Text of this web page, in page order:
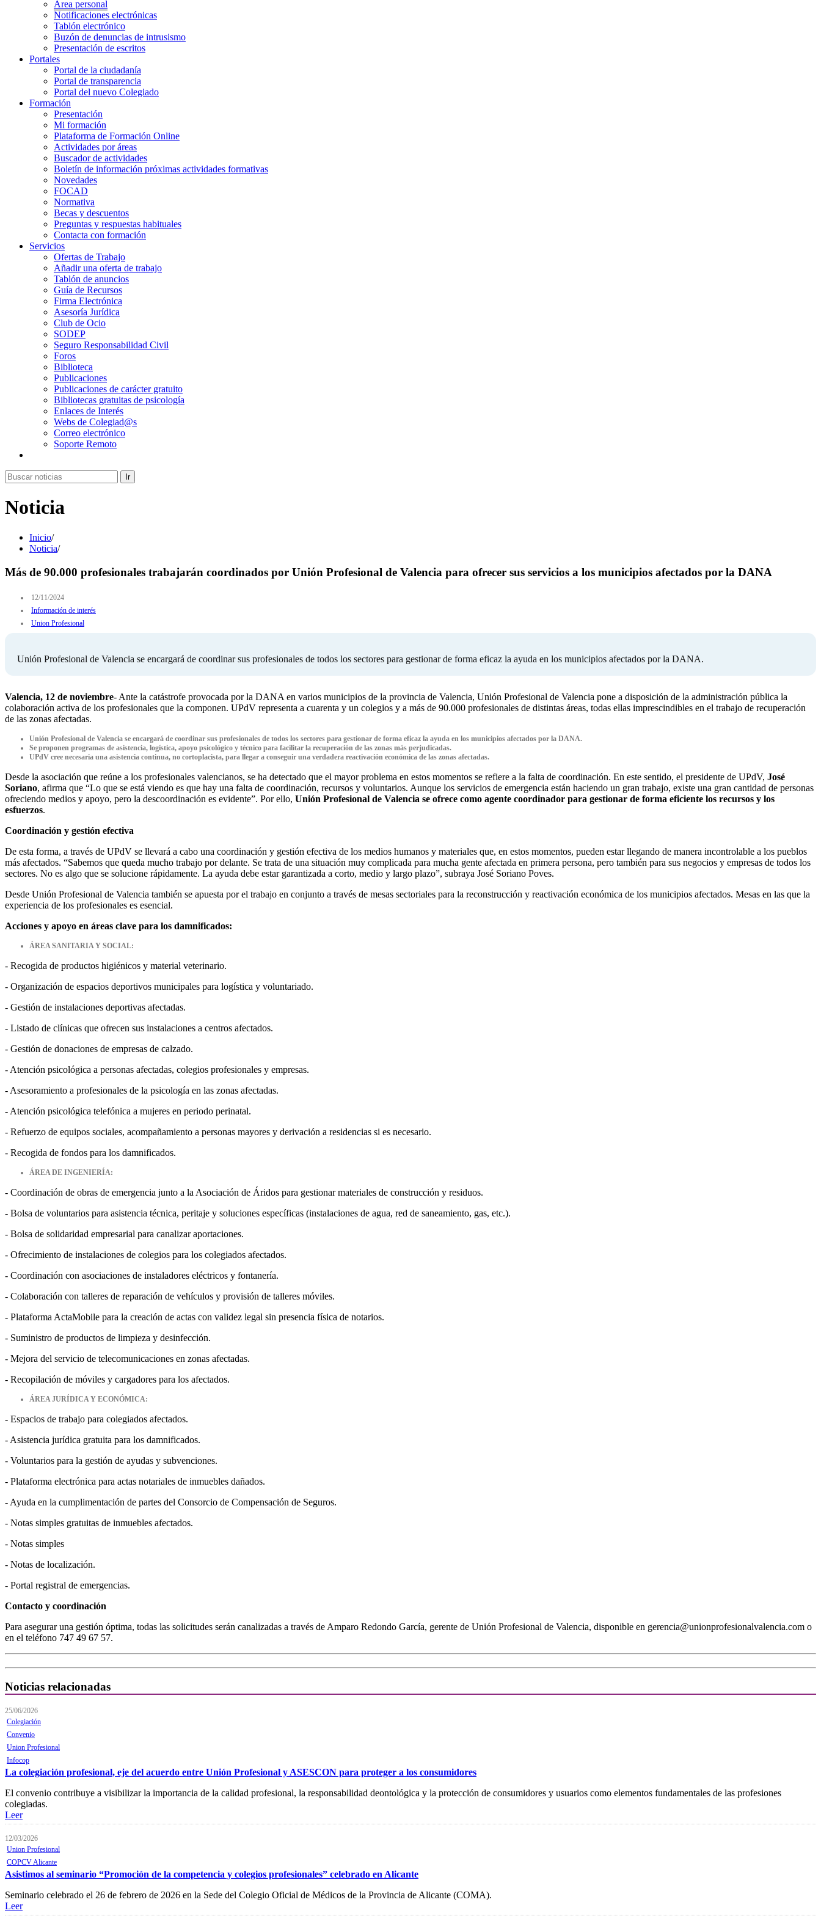
Área personal
Notificaciones electrónicas
Tablón electrónico
Buzón de denuncias de intrusismo
Presentación de escritos
Portales
Portal de la ciudadanía
Portal de transparencia
Portal del nuevo Colegiado
Formación
Presentación
Mi formación
Plataforma de Formación Online
Actividades por áreas
Buscador de actividades
Boletín de información próximas actividades formativas
Novedades
FOCAD
Normativa
Becas y descuentos
Preguntas y respuestas habituales
Contacta con formación
Servicios
Ofertas de Trabajo
Añadir una oferta de trabajo
Tablón de anuncios
Guía de Recursos
Firma Electrónica
Asesoría Jurídica
Club de Ocio
SODEP
Seguro Responsabilidad Civil
Foros
Biblioteca
Publicaciones
Publicaciones de carácter gratuito
Bibliotecas gratuitas de psicología
Enlaces de Interés
Webs de Colegiad@s
Correo electrónico
Soporte Remoto
Ir
Noticia
Inicio/
Noticia/
Más de 90.000 profesionales trabajarán coordinados por Unión Profesional de Valencia para ofrecer sus servicios a los municipios afectados por la DANA
12/11/2024
Información de interés
Union Profesional
Unión Profesional de Valencia se encargará de coordinar sus profesionales de todos los sectores para gestionar de forma eficaz la ayuda en los municipios afectados por la DANA.
Valencia, 12 de noviembre- Ante la catástrofe provocada por la DANA en varios municipios de la provincia de Valencia, Unión Profesional de Valencia pone a disposición de la administración pública la
colaboración activa de los profesionales que la componen. UPdV representa a cuarenta y un colegios y a más de 90.000 profesionales de distintas áreas, todas ellas imprescindibles en el trabajo de recuperación
de las zonas afectadas.
Unión Profesional de Valencia se encargará de coordinar sus profesionales de todos los sectores para gestionar de forma eficaz la ayuda en los municipios afectados por la DANA.
Se proponen programas de asistencia, logística, apoyo psicológico y técnico para facilitar la recuperación de las zonas más perjudicadas.
UPdV cree necesaria una asistencia continua, no cortoplacista, para llegar a conseguir una verdadera reactivación económica de las zonas afectadas.
Desde la asociación que reúne a los profesionales valencianos, se ha detectado que el mayor problema en estos momentos se refiere a la falta de coordinación. En este sentido, el presidente de UPdV, José
Soriano, afirma que “Lo que se está viendo es que hay una falta de coordinación, recursos y voluntarios. Aunque los servicios de emergencia están haciendo un gran trabajo, existe una gran cantidad de personas
ofreciendo medios y apoyo, pero la descoordinación es evidente”. Por ello, Unión Profesional de Valencia se ofrece como agente coordinador para gestionar de forma eficiente los recursos y los
esfuerzos.
Coordinación y gestión efectiva
De esta forma, a través de UPdV se llevará a cabo una coordinación y gestión efectiva de los medios humanos y materiales que, en estos momentos, pueden estar llegando de manera incontrolable a los pueblos
más afectados. “Sabemos que queda mucho trabajo por delante. Se trata de una situación muy complicada para mucha gente afectada en primera persona, pero también para sus negocios y empresas de todos los
sectores. No es algo que se solucione rápidamente. La ayuda debe estar garantizada a corto, medio y largo plazo”, subraya José Soriano Poves.
Desde Unión Profesional de Valencia también se apuesta por el trabajo en conjunto a través de mesas sectoriales para la reconstrucción y reactivación económica de los municipios afectados. Mesas en las que la
experiencia de los profesionales es esencial.
Acciones y apoyo en áreas clave para los damnificados:
ÁREA SANITARIA Y SOCIAL:
- Recogida de productos higiénicos y material veterinario.
- Organización de espacios deportivos municipales para logística y voluntariado.
- Gestión de instalaciones deportivas afectadas.
- Listado de clínicas que ofrecen sus instalaciones a centros afectados.
- Gestión de donaciones de empresas de calzado.
- Atención psicológica a personas afectadas, colegios profesionales y empresas.
- Asesoramiento a profesionales de la psicología en las zonas afectadas.
- Atención psicológica telefónica a mujeres en periodo perinatal.
- Refuerzo de equipos sociales, acompañamiento a personas mayores y derivación a residencias si es necesario.
- Recogida de fondos para los damnificados.
ÁREA DE INGENIERÍA:
- Coordinación de obras de emergencia junto a la Asociación de Áridos para gestionar materiales de construcción y residuos.
- Bolsa de voluntarios para asistencia técnica, peritaje y soluciones específicas (instalaciones de agua, red de saneamiento, gas, etc.).
- Bolsa de solidaridad empresarial para canalizar aportaciones.
- Ofrecimiento de instalaciones de colegios para los colegiados afectados.
- Coordinación con asociaciones de instaladores eléctricos y fontanería.
- Colaboración con talleres de reparación de vehículos y provisión de talleres móviles.
- Plataforma ActaMobile para la creación de actas con validez legal sin presencia física de notarios.
- Suministro de productos de limpieza y desinfección.
- Mejora del servicio de telecomunicaciones en zonas afectadas.
- Recopilación de móviles y cargadores para los afectados.
ÁREA JURÍDICA Y ECONÓMICA:
- Espacios de trabajo para colegiados afectados.
- Asistencia jurídica gratuita para los damnificados.
- Voluntarios para la gestión de ayudas y subvenciones.
- Plataforma electrónica para actas notariales de inmuebles dañados.
- Ayuda en la cumplimentación de partes del Consorcio de Compensación de Seguros.
- Notas simples gratuitas de inmuebles afectados.
- Notas simples
- Notas de localización.
- Portal registral de emergencias.
Contacto y coordinación
Para asegurar una gestión óptima, todas las solicitudes serán canalizadas a través de Amparo Redondo García, gerente de Unión Profesional de Valencia, disponible en gerencia@unionprofesionalvalencia.com o
en el teléfono 747 49 67 57.
Noticias relacionadas
25/06/2026
Colegiación
Convenio
Union Profesional
Infocop
La colegiación profesional, eje del acuerdo entre Unión Profesional y ASESCON para proteger a los consumidores
El convenio contribuye a visibilizar la importancia de la calidad profesional, la responsabilidad deontológica y la protección de consumidores y usuarios como elementos fundamentales de las profesiones
colegiadas.
Leer
12/03/2026
Union Profesional
COPCV Alicante
Asistimos al seminario “Promoción de la competencia y colegios profesionales” celebrado en Alicante
Seminario celebrado el 26 de febrero de 2026 en la Sede del Colegio Oficial de Médicos de la Provincia de Alicante (COMA).
Leer